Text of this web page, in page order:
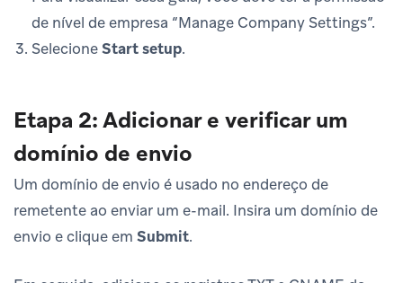
de nível de empresa “Manage Company Settings”.
SelecioneStart setup.
Etapa 2: Adicionar e verificar um
domínio de envio
Um domínio de envio é usado no endereço de
remetente ao enviar um e-mail. Insira um domínio de
envio e clique em Submit.